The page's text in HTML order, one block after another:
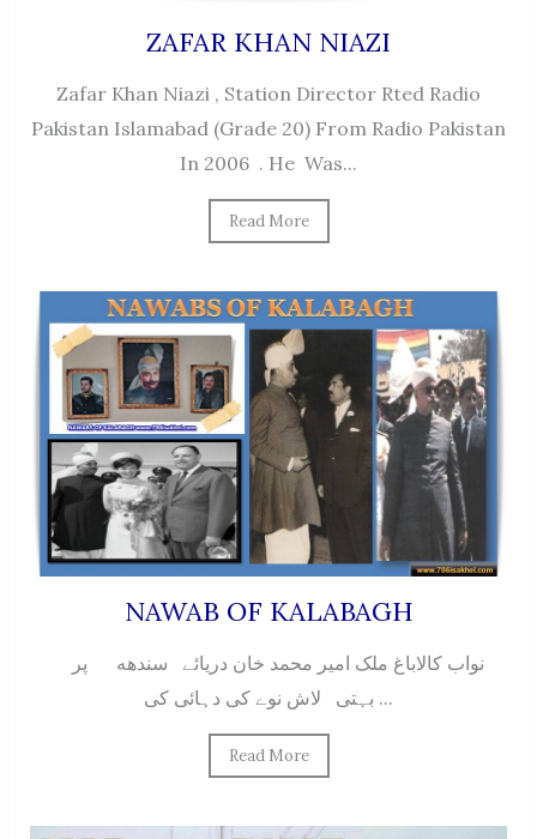
ZAFAR KHAN NIAZI
Zafar Khan Niazi , Station Director Rted Radio
Pakistan Islamabad (Grade 20) From Radio Pakistan
In 2006 . He Was...
Read More
NAWAB OF KALABAGH
نواب کالاباغ ملک امیر محمد خان دریائے سندهه پر
بہتی لاش نوے کی دہائی کی...
Read More